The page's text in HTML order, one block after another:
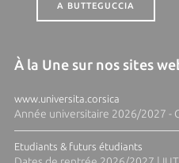
A BUTTEGUCCIA
À la Une sur nos sites
www.universita.corsica
Année universitaire 2026/2027 -
Etudiants & futurs étudiants